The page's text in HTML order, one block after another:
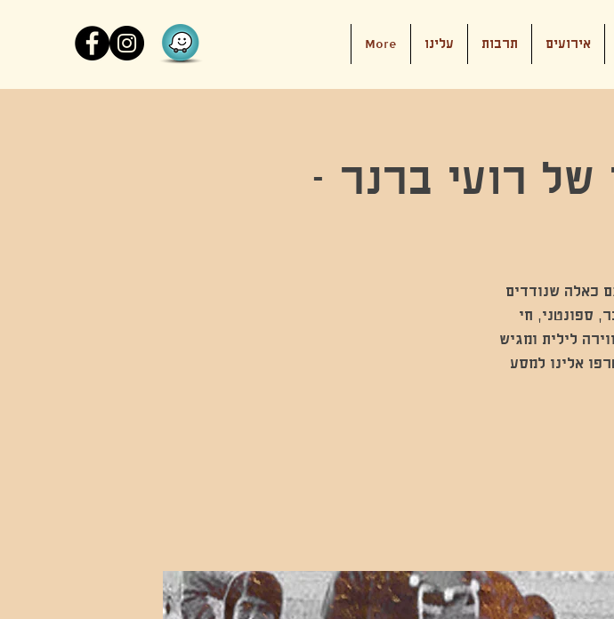
אירועים תרבות עלינו More
של רועי ברנר -
כאלה שנודדים
ספונטני, חי
לילית ומגיש
אלינו למסע